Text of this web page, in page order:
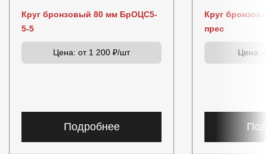
Круг бронзовый 80 мм БрОЦС5-
5-5
Цена: от 1 200 ₽/шт
Подробнее
Круг
прес
Цена: